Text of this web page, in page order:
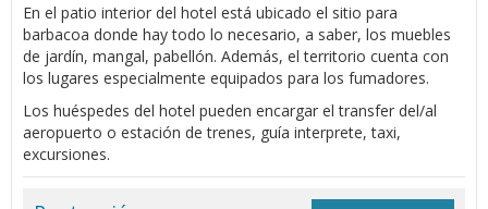
En el patio interior del hotel está ubicado el sitio para
barbacoa donde hay todo lo necesario, a saber, los muebles
de jardín, mangal, pabellón. Además, el territorio cuenta con
los lugares especialmente equipados para los fumadores.
Los huéspedes del hotel pueden encargar el transfer del/al
aeropuerto o estación de trenes, guía interprete, taxi,
excursiones.